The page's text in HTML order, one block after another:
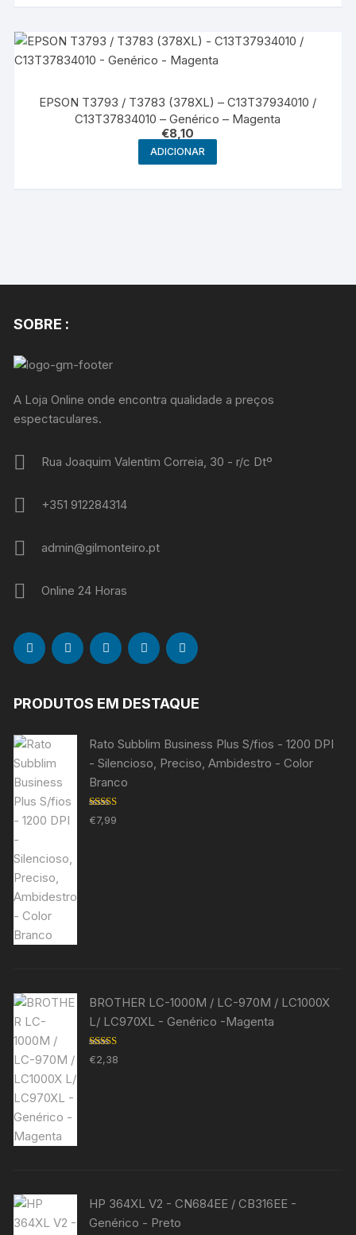
EPSON T3793 / T3783 (378XL) – C13T37934010 /
C13T37834010 – Genérico – Magenta
€8,10
ADICIONAR
SOBRE :
A Loja Online onde encontra qualidade a preços
espectaculares.
Rua Joaquim Valentim Correia, 30 - r/c Dtº
+351 912284314
admin@gilmonteiro.pt
Online 24 Horas
PRODUTOS EM DESTAQUE
Rato Subblim Business Plus S/fios - 1200 DPI
- Silencioso, Preciso, Ambidestro - Color
Branco
Avaliação
5.00de 5
€7,99
BROTHER LC-1000M / LC-970M / LC1000X
L/ LC970XL - Genérico -Magenta
Avaliação
5.00de 5
€2,38
HP 364XL V2 - CN684EE / CB316EE -
Genérico - Preto